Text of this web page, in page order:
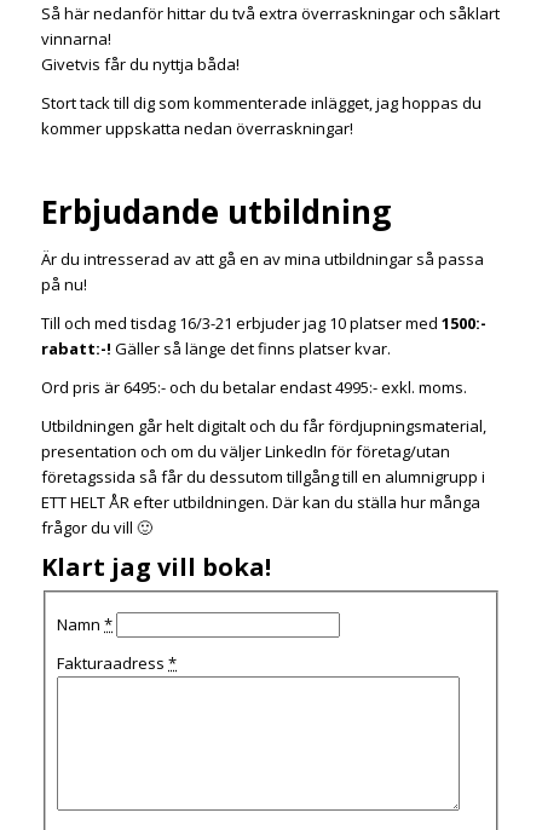
Så här nedanför hittar du två extra överraskningar och såklart
vinnarna!
Givetvis får du nyttja båda!
Stort tack till dig som kommenterade inlägget, jag hoppas du
kommer uppskatta nedan överraskningar!
Erbjudande utbildning
Är du intresserad av att gå en av mina utbildningar så passa
på nu!
Till och med tisdag 16/3-21 erbjuder jag 10 platser med 1500:-
rabatt:-! Gäller så länge det finns platser kvar.
Ord pris är 6495:- och du betalar endast 4995:- exkl. moms.
Utbildningen går helt digitalt och du får fördjupningsmaterial,
presentation och om du väljer LinkedIn för företag/utan
företagssida så får du dessutom tillgång till en alumnigrupp i
ETT HELT ÅR efter utbildningen. Där kan du ställa hur många
frågor du vill 🙂
Klart jag vill boka!
Namn*
Fakturaadress*